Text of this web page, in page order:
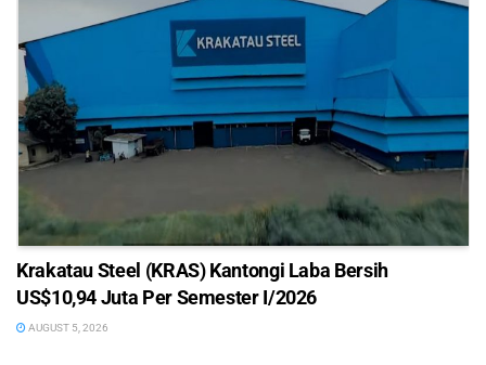
Krakatau Steel (KRAS) Kantongi Laba Bersih
US$10,94 Juta Per Semester I/2026
AUGUST 5, 2026